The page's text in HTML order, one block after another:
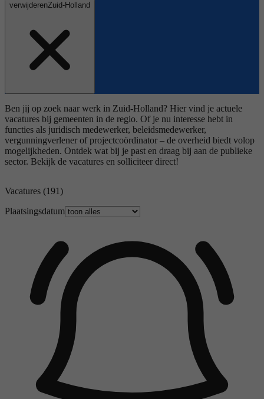
Ben jij op zoek naar werk in Zuid-Holland? Hier vind je actuele
vacatures bij gemeenten in de regio. Of je nu interesse hebt in
functies als juridisch medewerker, beleidsmedewerker,
vergunningverlener of projectcoördinator – de overheid biedt volop
mogelijkheden. Ontdek wat bij je past en draag bij aan de publieke
sector. Bekijk de vacatures en solliciteer direct!
verwijderenZuid-Holland
Vacatures (191)
Plaatsingsdatum